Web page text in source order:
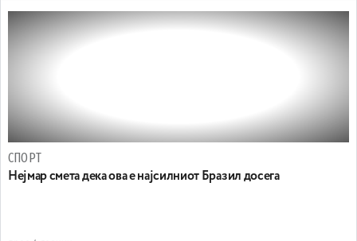
СПОРТ
Нејмар смета дека ова е најсилниот Бразил досега